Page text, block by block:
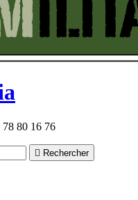
78 80 16 76
 Rechercher